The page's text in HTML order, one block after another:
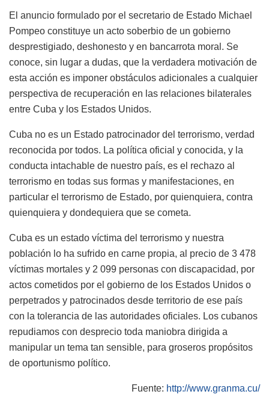
El anuncio formulado por el secretario de Estado Michael
Pompeo constituye un acto soberbio de un gobierno
desprestigiado, deshonesto y en bancarrota moral. Se
conoce, sin lugar a dudas, que la verdadera motivación de
esta acción es imponer obstáculos adicionales a cualquier
perspectiva de recuperación en las relaciones bilaterales
entre Cuba y los Estados Unidos.
Cuba no es un Estado patrocinador del terrorismo, verdad
reconocida por todos. La política oficial y conocida, y la
conducta intachable de nuestro país, es el rechazo al
terrorismo en todas sus formas y manifestaciones, en
particular el terrorismo de Estado, por quienquiera, contra
quienquiera y dondequiera que se cometa.
Cuba es un estado víctima del terrorismo y nuestra
población lo ha sufrido en carne propia, al precio de 3 478
víctimas mortales y 2 099 personas con discapacidad, por
actos cometidos por el gobierno de los Estados Unidos o
perpetrados y patrocinados desde territorio de ese país
con la tolerancia de las autoridades oficiales. Los cubanos
repudiamos con desprecio toda maniobra dirigida a
manipular un tema tan sensible, para groseros propósitos
de oportunismo político.
Fuente: http://www.granma.cu/